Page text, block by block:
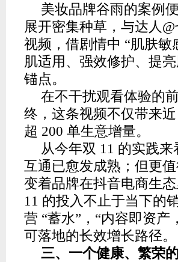
美妆品牌谷雨的案例
展开密集种草，与达人
视频，借剧情中 “肌肤敏
肌适用、强效修护、提
锚点。
在不干扰观看体验的
终，这条视频不仅带来
超 200 单生意增量。
从今年双 11 的实践
互通已愈发成熟；但更
变着品牌在抖音电商生
11 的投入不止于当下的
营 “蓄水”，“内容即资
可落地的长效增长路径。
三、一个健康、繁荣